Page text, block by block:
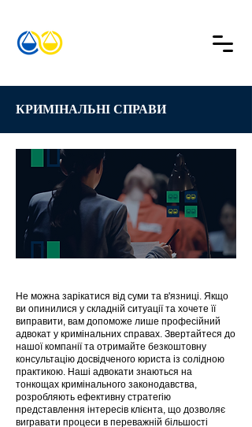
КРИМІНАЛЬНІ СПРАВИ
Не можна зарікатися від суми та в'язниці. Якщо
ви опинилися у складній ситуації та хочете її
виправити, вам допоможе лише професійний
адвокат у кримінальних справах. Звертайтеся до
нашої компанії та отримайте безкоштовну
консультацію досвідченого юриста із солідною
практикою. Наші адвокати знаються на
тонкощах кримінального законодавства,
розробляють ефективну стратегію
представлення інтересів клієнта, що дозволяє
вигравати процеси в переважній більшості